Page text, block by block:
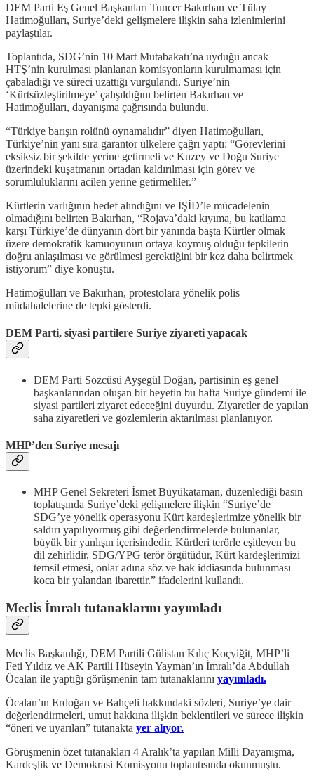
DEM Parti Eş Genel Başkanları Tuncer Bakırhan ve Tülay
Hatimoğulları, Suriye’deki gelişmelere ilişkin saha izlenimlerini
paylaştılar.
Toplantıda, SDG’nin 10 Mart Mutabakatı’na uyduğu ancak
HTŞ’nin kurulması planlanan komisyonların kurulmaması için
çabaladığı ve süreci uzattığı vurgulandı. Suriye’nin
‘Kürtsüzleştirilmeye’ çalışıldığını belirten Bakırhan ve
Hatimoğulları, dayanışma çağrısında bulundu.
“Türkiye barışın rolünü oynamalıdır” diyen Hatimoğulları,
Türkiye’nin yanı sıra garantör ülkelere çağrı yaptı: “Görevlerini
eksiksiz bir şekilde yerine getirmeli ve Kuzey ve Doğu Suriye
üzerindeki kuşatmanın ortadan kaldırılması için görev ve
sorumluluklarını acilen yerine getirmeliler.”
Kürtlerin varlığının hedef alındığını ve IŞİD’le mücadelenin
olmadığını belirten Bakırhan, “Rojava’daki kıyıma, bu katliama
karşı Türkiye’de dünyanın dört bir yanında başta Kürtler olmak
üzere demokratik kamuoyunun ortaya koymuş olduğu tepkilerin
doğru anlaşılması ve görülmesi gerektiğini bir kez daha belirtmek
istiyorum” diye konuştu.
Hatimoğulları ve Bakırhan, protestolara yönelik polis
müdahalelerine de tepki gösterdi.
DEM Parti, siyasi partilere Suriye ziyareti yapacak
DEM Parti Sözcüsü Ayşegül Doğan, partisinin eş genel
başkanlarından oluşan bir heyetin bu hafta Suriye gündemi ile
siyasi partileri ziyaret edeceğini duyurdu. Ziyaretler de yapılan
saha ziyaretleri ve gözlemlerin aktarılması planlanıyor.
MHP’den Suriye mesajı
MHP Genel Sekreteri İsmet Büyükataman, düzenlediği basın
toplatışında Suriye’deki gelişmelere ilişkin “Suriye’de
SDG’ye yönelik operasyonu Kürt kardeşlerimize yönelik bir
saldırı yapılıyormuş gibi değerlendirmelerde bulunanlar,
büyük bir yanlışın içerisindedir. Kürtleri terörle eşitleyen bu
dil zehirlidir, SDG/YPG terör örgütüdür, Kürt kardeşlerimizi
temsil etmesi, onlar adına söz ve hak iddiasında bulunması
koca bir yalandan ibarettir.” ifadelerini kullandı.
Meclis İmralı tutanaklarını yayımladı
Meclis Başkanlığı, DEM Partili Gülistan Kılıç Koçyiğit, MHP’li
Feti Yıldız ve AK Partili Hüseyin Yayman’ın İmralı’da Abdullah
Öcalan ile yaptığı görüşmenin tam tutanaklarını yayımladı.
Öcalan’ın Erdoğan ve Bahçeli hakkındaki sözleri, Suriye’ye dair
değerlendirmeleri, umut hakkına ilişkin beklentileri ve sürece ilişkin
“öneri ve uyarıları” tutanakta yer alıyor.
Görüşmenin özet tutanakları 4 Aralık’ta yapılan Milli Dayanışma,
Kardeşlik ve Demokrasi Komisyonu toplantısında okunmuştu.